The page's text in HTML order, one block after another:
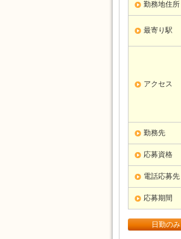
勤務地住所
最寄り駅
アクセス
勤務先
応募資格
電話応募先
応募期間
日勤のみ